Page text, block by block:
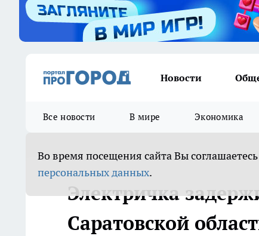
Новости
Все новости В мире Экономика
Во время посещения сайта Вы
персональных данных.
Электричка
Саратовской